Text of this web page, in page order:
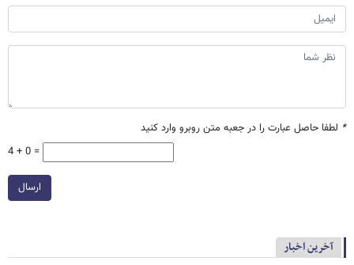
* لطفا حاصل عبارت را در جعبه متن روبرو وارد کنید
4 + 0 =
ارسال
آخرین اخبار